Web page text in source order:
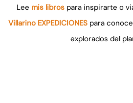
Lee mis libros para inspirarte o
Villarino EXPEDICIONES para
explorados del